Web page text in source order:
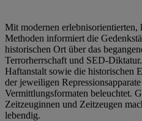
Mit modernen erlebnisorientierten,
Methoden informiert die
historischen Ort über das
Terrorherrschaft und SED-
Haftanstalt sowie die historischen
der jeweiligen
Vermittlungsformaten beleuchtet.
Zeitzeuginnen und Zeitzeugen
lebendig.